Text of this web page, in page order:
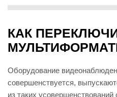
КАК
Оборудование
совершенствуется,
из таких